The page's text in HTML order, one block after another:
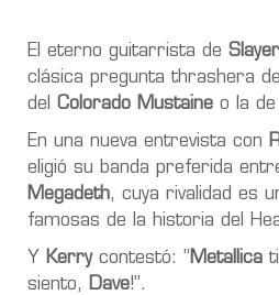
El eterno guitarrista de Slayer
clásica pregunta thrashera
del Colorado Mustaine o la de
En una nueva entrevista con
eligió su banda preferida
Megadeth, cuya rivalidad es
famosas de la historia del
Y Kerrycontestó: ” Metallica
siento,
Dave!”.